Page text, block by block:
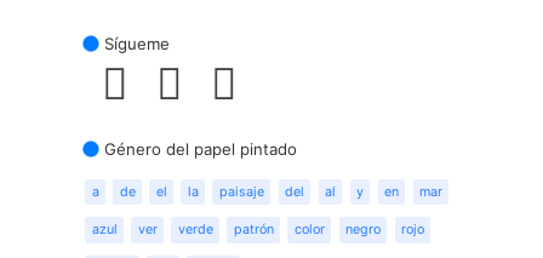
Sígueme
Género del papel pintado
a de el la paisaje del al y en mar
azul ver verde patrón color negro rojo